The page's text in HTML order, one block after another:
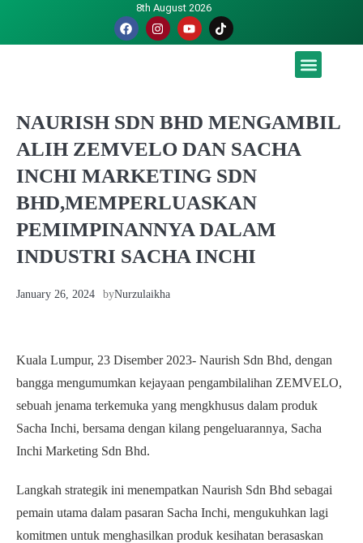
8th August 2026
NAURISH SDN BHD MENGAMBIL
ALIH ZEMVELO DAN SACHA
INCHI MARKETING SDN
BHD,MEMPERLUASKAN
PEMIMPINANNYA DALAM
INDUSTRI SACHA INCHI
January 26, 2024 byNurzulaikha
Kuala Lumpur, 23 Disember 2023- Naurish Sdn Bhd, dengan
bangga mengumumkan kejayaan pengambilalihan ZEMVELO,
sebuah jenama terkemuka yang mengkhusus dalam produk
Sacha Inchi, bersama dengan kilang pengeluarannya, Sacha
Inchi Marketing Sdn Bhd.
Langkah strategik ini menempatkan Naurish Sdn Bhd sebagai
pemain utama dalam pasaran Sacha Inchi, mengukuhkan lagi
komitmen untuk menghasilkan produk kesihatan berasaskan